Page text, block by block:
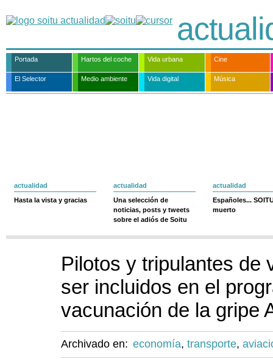
Portada Hartos del coche Vida urbana Cine
El Selector Medio ambiente Vida digital Música
actualidad
Hasta la vista y gracias
actualidad
Una selección de
noticias, posts y tweets
sobre el adiós de Soitu
actualidad
Españoles...
muerto
Pilotos y tripulantes de
ser incluidos en el
vacunación de la gripe
Archivado en: economía, transporte,